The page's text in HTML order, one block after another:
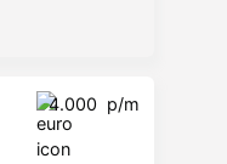
4.000 p/m